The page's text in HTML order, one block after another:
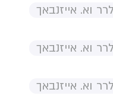
וא. אייזנבאך
וא. אייזנבאך
וא. אייזנבאך